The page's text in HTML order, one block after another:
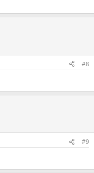
#8
#9